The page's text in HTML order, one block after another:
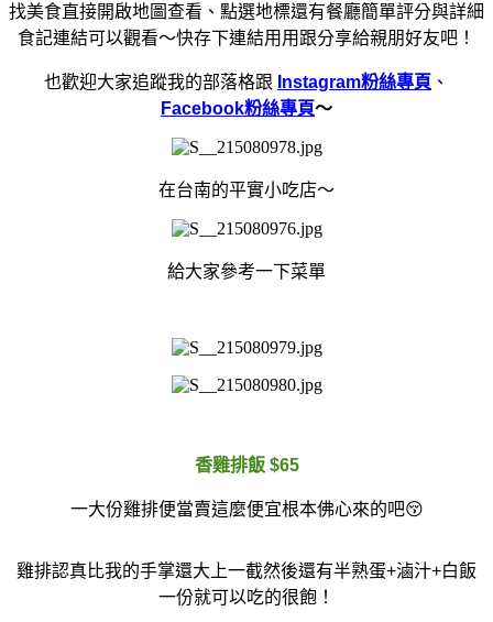
找美食直接開啟地圖查看、點選地標還有餐廳簡單評分與詳細
食記連結可以觀看～快存下連結用用跟分享給親朋好友吧！
也歡迎大家追蹤我的部落格跟 Instagram粉絲專頁 、
Facebook粉絲專頁～
在台南的平實小吃店～
給大家參考一下菜單
香雞排飯 $65
一大份雞排便當賣這麼便宜根本佛心來的吧😚
雞排認真比我的手掌還大上一截然後還有半熟蛋+滷汁+白飯
一份就可以吃的很飽！